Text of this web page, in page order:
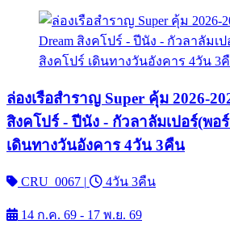
ล่องเรือสำราญ Super คุ้ม 2026-
สิงคโปร์ - ปีนัง - กัวลาลัมเปอร์(พอ
เดินทางวันอังคาร 4วัน 3คืน
CRU_0067 | 4วัน 3คืน
14 ก.ค. 69 - 17 พ.ย. 69